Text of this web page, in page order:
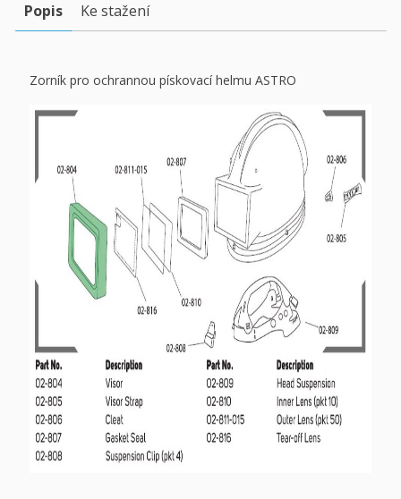
Popis Ke stažení
Zorník pro ochrannou pískovací helmu ASTRO